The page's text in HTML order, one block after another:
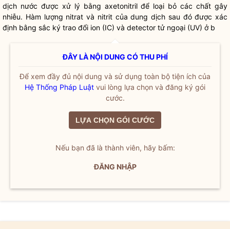
dịch nước được xử lý bằng axetonitril để loại bỏ các chất gây
nhiễu. Hàm lượng nitrat và nitrit của dung dịch sau đó được xác
định bằng sắc ký trao đổi ion (IC) và detector tử ngoại (UV) ở b
ĐÂY LÀ NỘI DUNG CÓ THU PHÍ
Để xem đầy đủ nội dung và sử dụng toàn bộ tiện ích của
Hệ Thống Pháp Luật vui lòng lựa chọn và đăng ký gói
cước.
LỰA CHỌN GÓI CƯỚC
Nếu bạn đã là thành viên, hãy bấm:
ĐĂNG NHẬP